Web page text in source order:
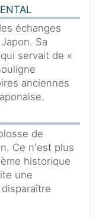
échanges
Sa
servait de «
anciennes
de
Ce n'est plus
historique
une